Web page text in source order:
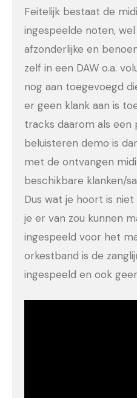
Feitelijk bestaat de
ingespeelde noten,
afzonderlijke en
zelf in een DAW o.a.
nog aan toegevoegd
er geen klank aan is
tracks daarom als een
beluisteren demo is
met de ontvangen
beschikbare klanken/
Dus wat je hoort is
je er van zou kunnen
ingespeeld voor het
orkestband is de
ingespeeld en ook